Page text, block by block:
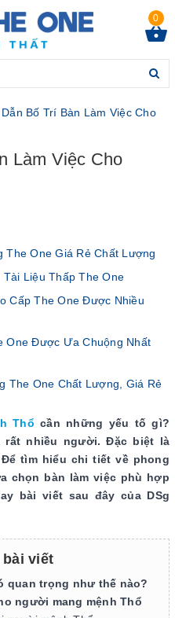
0
Bố Trí Bàn Làm Việc Cho
Làm Việc Cho
The One Giá Rẻ Chất Lượng
Liệu Thấp The One
Cấp The One Được Nhiều
One Được Ưa Chuộng Nhất
The One Chất Lượng, Giá Rẻ
Thổ cần những yếu tố gì?
rất nhiều người. Đặc biệt là
tìm hiểu chi tiết về phong
chọn bàn làm việc phù hợp
bài viết sau đây của DSg
bài viết
quan trọng như thế nào?
người mang mệnh Thổ